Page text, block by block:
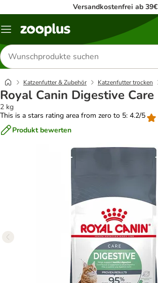
Versandkostenfrei ab 39€
Menü
Produkte
suchen
Katzenfutter & Zubehör Katzenfutter trocken
Royal Canin Digestive Care
2 kg
This is a stars rating area from zero to 5: 4.2/5
Produkt bewerten